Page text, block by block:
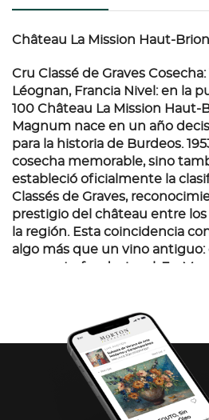
Château La Mission Haut-Brion
Cru Classé de Graves Cosecha:
Léognan, Francia Nivel: en la
100 Château La Mission Haut-
Magnum nace en un año
para la historia de Burdeos.
cosecha memorable, sino
estableció oficialmente la
Classés de Graves,
prestigio del château entre
la región. Esta coincidencia
algo más que un vino antiguo:
momento fundacional. En
añada como al estatus
una pieza que une cosecha y
mismo año irrepetible.